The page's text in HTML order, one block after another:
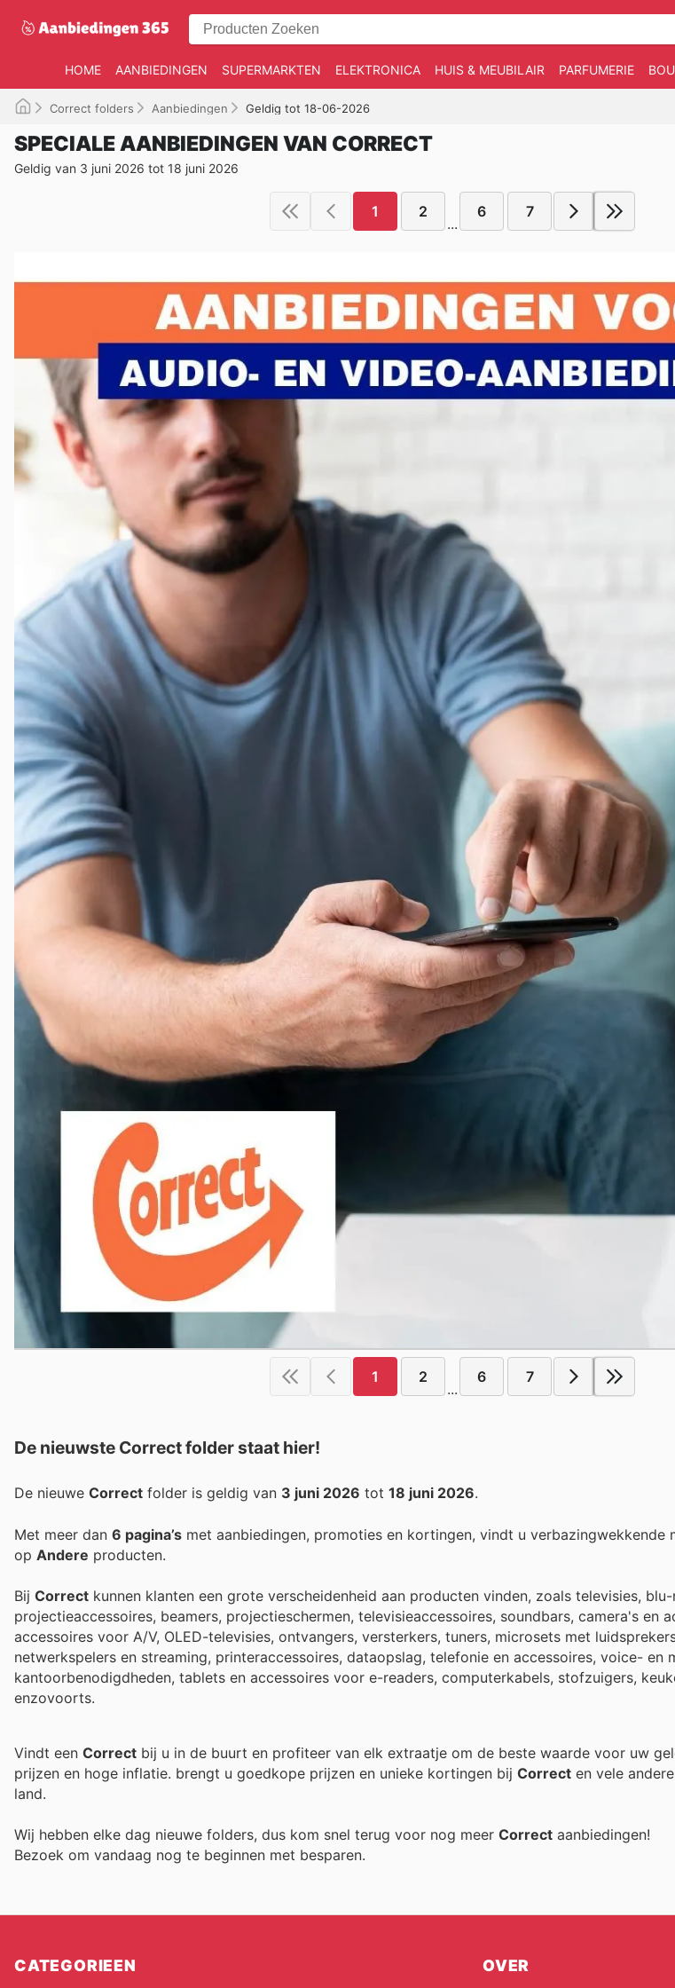
HOME AANBIEDINGEN SUPERMARKTEN ELEKTRONICA HUIS & MEUBILAIR PARFUMERIE
Correct folders Aanbiedingen Geldig tot 18-06-2026
SPECIALE AANBIEDINGEN VAN CORRECT
Geldig van 3 juni 2026 tot 18 juni 2026
1 2
...
6 7
1 2
...
6 7
De nieuwste Correct folder staat hier!
De nieuwe Correct folder is geldig van 3 juni 2026 tot 18 juni 2026.
Met meer dan 6 pagina’s met aanbiedingen, promoties en kortingen, vindt u verbazingwekkende
op Andere producten.
Bij Correct kunnen klanten een grote verscheidenheid aan producten vinden, zoals televisies,
projectieaccessoires, beamers, projectieschermen, televisieaccessoires, soundbars, camera's en
accessoires voor A/V, OLED-televisies, ontvangers, versterkers, tuners, microsets met
netwerkspelers en streaming, printeraccessoires, dataopslag, telefonie en accessoires, voice- en
kantoorbenodigdheden, tablets en accessoires voor e-readers, computerkabels, stofzuigers,
enzovoorts.
Vindt een Correct bij u in de buurt en profiteer van elk extraatje om de beste waarde voor uw
prijzen en hoge inflatie. brengt u goedkope prijzen en unieke kortingen bij Correct en vele andere
land.
Wij hebben elke dag nieuwe folders, dus kom snel terug voor nog meer Correct aanbiedingen!
Bezoek om vandaag nog te beginnen met besparen.
CATEGORIEEN OVER